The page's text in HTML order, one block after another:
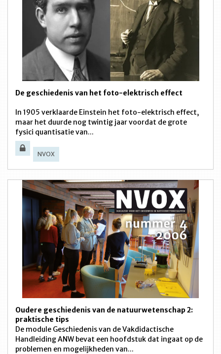
De geschiedenis van het foto-elektrisch effect
In 1905 verklaarde Einstein het foto-elektrisch effect,
maar het duurde nog twintig jaar voordat de grote
fysici quantisatie van...
NVOX
Oudere geschiedenis van de natuurwetenschap 2:
praktische tips
De module Geschiedenis van de Vakdidactische
Handleiding ANW bevat een hoofdstuk dat ingaat op de
problemen en mogelijkheden van...